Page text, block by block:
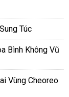
Túc
Bình Không Vũ
Vùng Cheoreo